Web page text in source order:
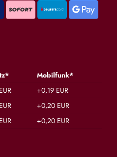
Mobilfunk*
+0,19 EUR
+0,20 EUR
+0,20 EUR